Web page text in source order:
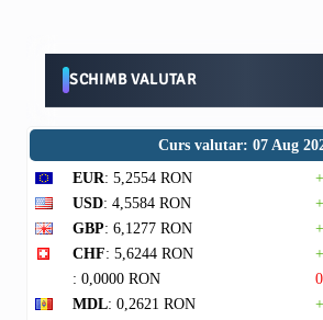
SCHIMB VALUTAR
Curs valutar: 07 Aug
EUR: 5,2554 RON
USD: 4,5584 RON
GBP: 6,1277 RON
CHF: 5,6244 RON
: 0,0000 RON
MDL: 0,2621 RON